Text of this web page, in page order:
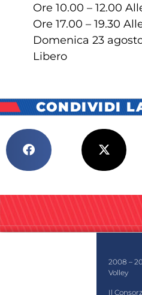
Ore 10.00 – 12.00
Ore 17.00 – 19.30
Domenica 23
Libero
CONDIVIDI
2008 –
Volley
Il